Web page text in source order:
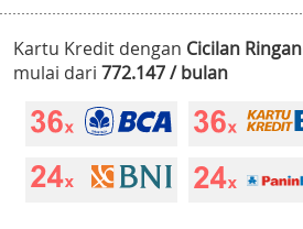
Kartu Kredit dengan Cicilan Ringan
mulai dari 772.147 / bulan